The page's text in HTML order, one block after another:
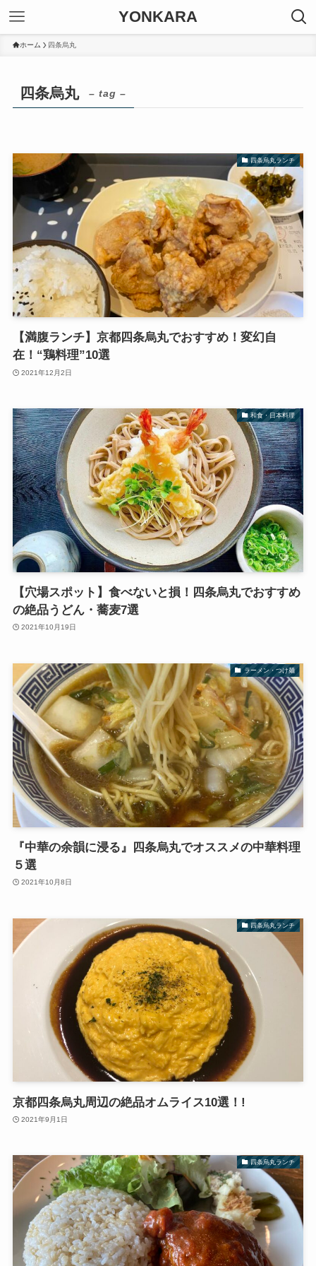
YONKARA
ホーム 四条烏丸
四条烏丸 – tag –
四条烏丸ランチ
【満腹ランチ】京都四条烏丸でおすすめ！変幻自
在！“鶏料理”10選
2021年12月2日
和食・日本料理
【穴場スポット】食べないと損！四条烏丸でおすすめ
の絶品うどん・蕎麦7選
2021年10月19日
ラーメン・つけ麺
『中華の余韻に浸る』四条烏丸でオススメの中華料理
５選
2021年10月8日
四条烏丸ランチ
京都四条烏丸周辺の絶品オムライス10選！!
2021年9月1日
四条烏丸ランチ